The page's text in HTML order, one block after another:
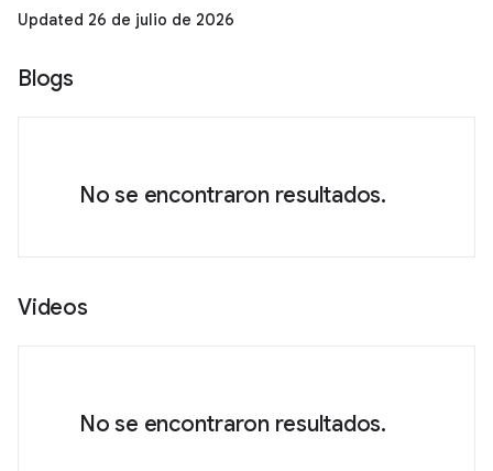
Updated 26 de julio de 2026
Blogs
No se encontraron resultados.
Videos
No se encontraron resultados.